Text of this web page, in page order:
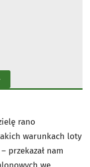
rano
warunkach loty
przekazał nam